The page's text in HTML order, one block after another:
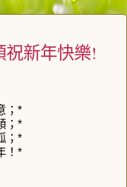
新年快樂!
；*
；*
；*
！*